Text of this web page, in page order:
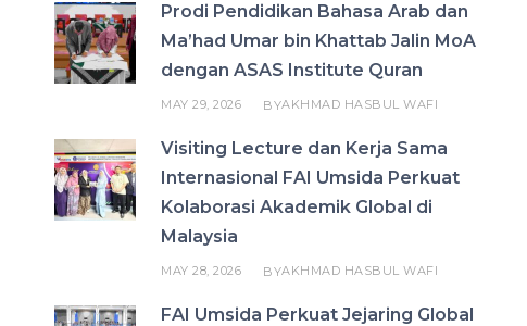
Prodi Pendidikan Bahasa Arab dan
Ma’had Umar bin Khattab Jalin MoA
dengan ASAS Institute Quran
MAY 29, 2026 BYAKHMAD HASBUL WAFI
Visiting Lecture dan Kerja Sama
Internasional FAI Umsida Perkuat
Kolaborasi Akademik Global di
Malaysia
MAY 28, 2026 BYAKHMAD HASBUL WAFI
FAI Umsida Perkuat Jejaring Global